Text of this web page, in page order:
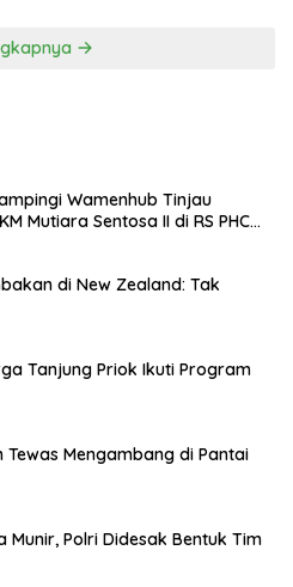
Wamenhub Tinjau
Mutiara Sentosa II di RS PHC
di New Zealand: Tak
Tanjung Priok Ikuti Program
Tewas Mengambang di Pantai
Munir, Polri Didesak Bentuk Tim